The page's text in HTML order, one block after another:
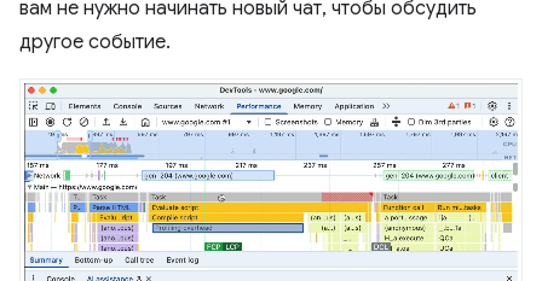
вам не нужно начинать новый чат, чтобы обсудить
другое событие.